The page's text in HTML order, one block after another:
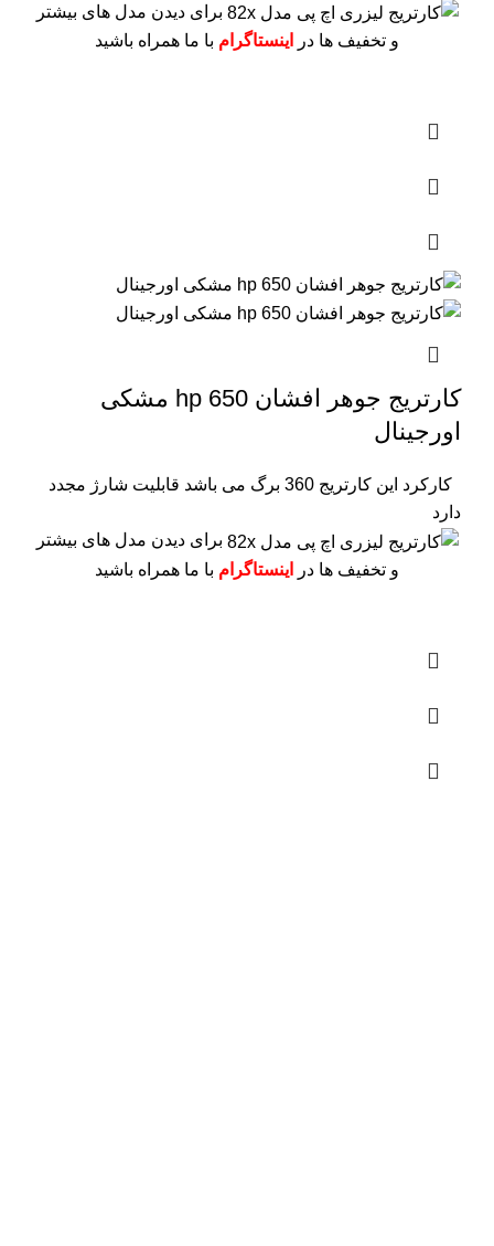
برای دیدن مدل های بیشتر
و تخفیف ها در
اینستاگرام با ما همراه باشید
کارتریج جوهر افشان hp 650 مشکی
اورجینال
کارکرد این کارتریج 360 برگ می باشد
قابلیت شارژ مجدد
دارد
برای دیدن مدل های بیشتر
و تخفیف ها در
اینستاگرام با ما همراه باشید